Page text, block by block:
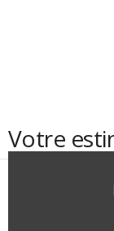
Votre